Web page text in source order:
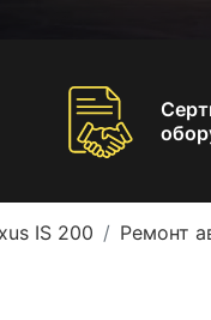
IS 200 Ремонт